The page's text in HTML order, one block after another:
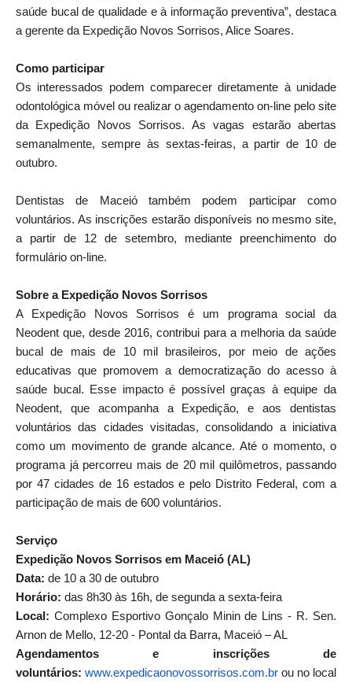
saúde bucal de qualidade e à informação preventiva”, destaca
a gerente da Expedição Novos Sorrisos, Alice Soares.
Como participar
Os interessados podem comparecer diretamente à unidade
odontológica móvel ou realizar o agendamento on-line pelo site
da Expedição Novos Sorrisos. As vagas estarão abertas
semanalmente, sempre às sextas-feiras, a partir de 10 de
outubro.
Dentistas de Maceió também podem participar como
voluntários. As inscrições estarão disponíveis no mesmo site,
a partir de 12 de setembro, mediante preenchimento do
formulário on-line.
Sobre a Expedição Novos Sorrisos
A Expedição Novos Sorrisos é um programa social da
Neodent que, desde 2016, contribui para a melhoria da saúde
bucal de mais de 10 mil brasileiros, por meio de ações
educativas que promovem a democratização do acesso à
saúde bucal. Esse impacto é possível graças à equipe da
Neodent, que acompanha a Expedição, e aos dentistas
voluntários das cidades visitadas, consolidando a iniciativa
como um movimento de grande alcance. Até o momento, o
programa já percorreu mais de 20 mil quilômetros, passando
por 47 cidades de 16 estados e pelo Distrito Federal, com a
participação de mais de 600 voluntários.
Serviço
Expedição Novos Sorrisos em Maceió (AL)
Data: de 10 a 30 de outubro
Horário: das 8h30 às 16h, de segunda a sexta-feira
Local: Complexo Esportivo Gonçalo Minin de Lins - R. Sen.
Arnon de Mello, 12-20 - Pontal da Barra, Maceió – AL
Agendamentos e inscrições de
voluntários: www.expedicaonovossorrisos.com.br ou no local